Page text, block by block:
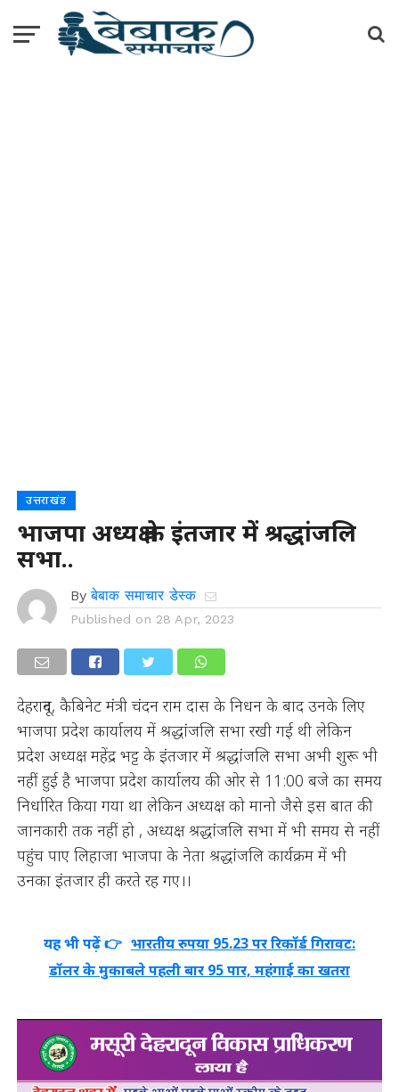
उत्तराखंड
भाजपा अध्यक्ष के इंतजार में श्रद्धांजलि
सभा..
By बेबाक समाचार डेस्क
Published on 28 Apr, 2023
देहरादून, कैबिनेट मंत्री चंदन राम दास के निधन के बाद उनके लिए
भाजपा प्रदेश कार्यालय में श्रद्धांजलि सभा रखी गई थी लेकिन
प्रदेश अध्यक्ष महेंद्र भट्ट के इंतजार में श्रद्धांजलि सभा अभी शुरू भी
नहीं हुई है भाजपा प्रदेश कार्यालय की ओर से 11:00 बजे का समय
निर्धारित किया गया था लेकिन अध्यक्ष को मानो जैसे इस बात की
जानकारी तक नहीं हो , अध्यक्ष श्रद्धांजलि सभा में भी समय से नहीं
पहुंच पाए लिहाजा भाजपा के नेता श्रद्धांजलि कार्यक्रम में भी
उनका इंतजार ही करते रह गए।।
यह भी पढ़ें 👉 भारतीय रुपया 95.23 पर रिकॉर्ड गिरावट:
डॉलर के मुकाबले पहली बार 95 पार, महंगाई का खतरा